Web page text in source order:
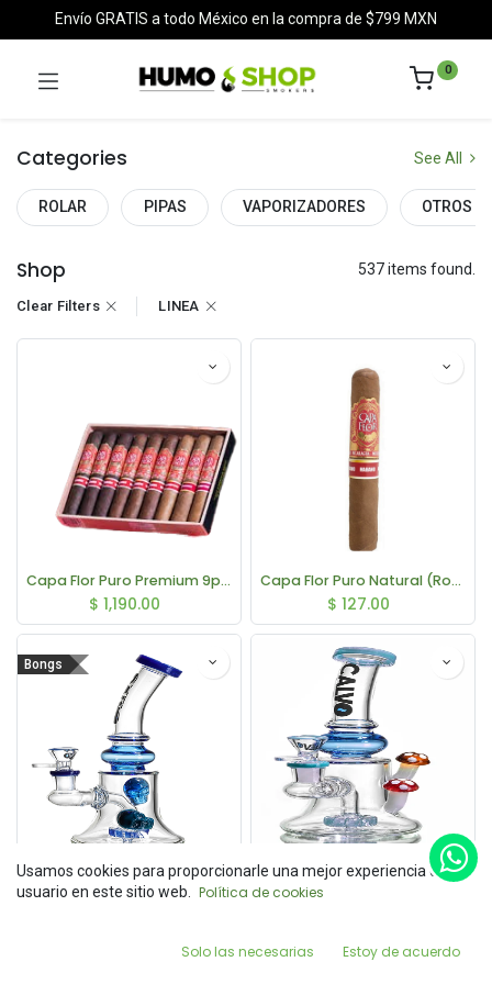
Filters
Envío GRATIS a todo México en la compra de $799 MXN
0
Categories See All
ROLAR PIPAS VAPORIZADORES OTROS
Shop 537 items found.
Clear Filters LINEA
Capa Flor Puro Premium 9pk. (Robusto)
$ 1,190.00
Capa Flor Puro Natural (Robusto)
$ 127.00
Bongs
Calvo Glass Bong Skull Grande (22cm)
$1,200.00
Calvo Glass Bong Poison Fungus (19cm)
Usamos cookies para proporcionarle una mejor experiencia de
usuario en este sitio web.
Política de cookies
Solo las necesarias Estoy de acuerdo